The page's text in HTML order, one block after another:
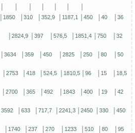
│1850 │310 │352,9 │1187,1 │450 │40
│36
│2824,9 │397 │576,5 │1851,4 │750
│32
│3634 │359 │450 │2825 │250 │80
│50
│2753 │418 │524,5 │1810,5 │96 │15
│18,5
│2700 │365 │492 │1843 │400 │19
│42
│3592 │633 │717,7 │2241,3 │2450 │330
│450
│1740 │237 │270 │1233 │510 │80
│95